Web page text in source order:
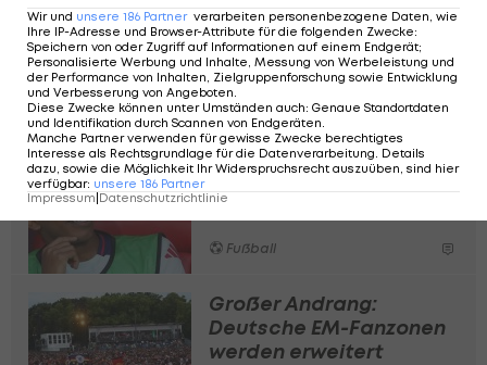
Nach Kroatien-Italien:
Schlägerei zwischen
Fans
Fußball
"Habe bestanden":
Yamal schließt Schuljahr
erfolgreich ab
Fußball
Großer Andrang:
Deutsche EM-Fanzonen
werden erweitert
Wir und unsere 186 Partner verarbeiten personenbezogene Daten, wie
Ihre IP-Adresse und Browser-Attribute für die folgenden Zwecke:
Speichern von oder Zugriff auf Informationen auf einem Endgerät;
Personalisierte Werbung und Inhalte, Messung von Werbeleistung und
der Performance von Inhalten, Zielgruppenforschung sowie Entwicklung
und Verbesserung von Angeboten.
Diese Zwecke können unter Umständen auch: Genaue Standortdaten
und Identifikation durch Scannen von Endgeräten.
Manche Partner verwenden für gewisse Zwecke berechtigtes
Interesse als Rechtsgrundlage für die Datenverarbeitung. Details
dazu, sowie die Möglichkeit Ihr Widerspruchsrecht auszuüben, sind hier
verfügbar: unsere 186 Partner
Impressum Datenschutzrichtlinie